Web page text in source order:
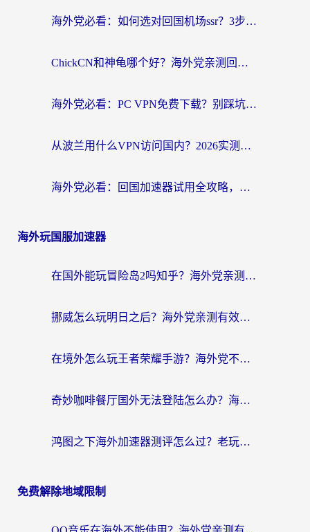
海外党必看：如何选对回国机场ssr？3步解决国内资源访问难题
ChickCN和神龟哪个好？海外党亲测回国加速器的实用攻略
海外党必看：PC VPN免费下载？别踩坑！3步选对回国加速器无缝刷国内资源
从波兰用什么VPN访问国内？2026实测有效的无缝回国方案
海外党必看：回国加速器试用全攻略，无缝刷国内剧玩游戏不再难
海外玩国服加速器
在国外能玩冒险岛2吗知乎？海外党亲测有效的国服游戏加速指南
挪威怎么玩明日之后？海外党亲测有效的国服游戏加速指南
在境外怎么玩王者荣耀手游？海外党不卡顿的终极加速器选择指南
奇妙咖啡餐厅国外无法登陆怎么办？海外党必看的国服游戏加速全攻略
鸿图之下海外加速器测评怎么过？老玩家亲测有效的选择指南
免费解除地域限制